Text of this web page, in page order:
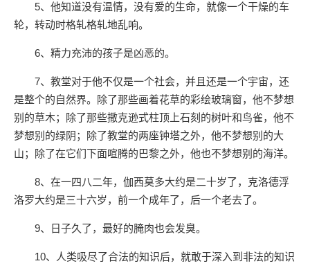
5、他知道没有温情，没有爱的生命，就像一个干燥的车
轮，转动时格轧格轧地乱响。
6、精力充沛的孩子是凶恶的。
7、教堂对于他不仅是一个社会，并且还是一个宇宙，还
是整个的自然界。除了那些画着花草的彩绘玻璃窗，他不梦想
别的草木；除了那些撒克逊式柱顶上石刻的树叶和鸟雀，他不
梦想别的绿阴；除了教堂的两座钟塔之外，他不梦想别的大
山；除了在它们下面喧腾的巴黎之外，他也不梦想别的海洋。
8、在一四八二年，伽西莫多大约是二十岁了，克洛德浮
洛罗大约是三十六岁，前一个成年了，后一个老去了。
9、日子久了，最好的腌肉也会发臭。
10、人类吸尽了合法的知识后，就敢于深入到非法的知识